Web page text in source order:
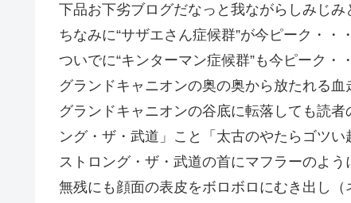
下品お下劣ブログだなっと我ながらしみじみ
ちなみに“サザエさん症候群”が今ピーク・・・
ついでに“キンターマン症候群”も今ピーク・
グランドキャニオンの奥の奥から放たれる血
グランドキャニオンの谷底に転落しても読
ング・ザ・武道」こと「太古のやたらゴツ
ストロング・ザ・武道の首にマフラーのよ
無残にも顔面の表皮をボロボロにむき出し